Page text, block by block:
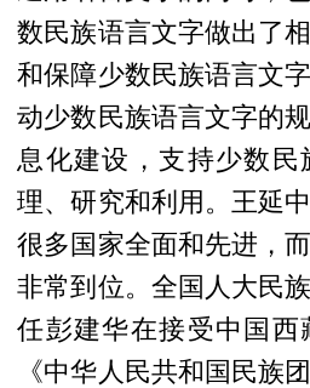
数民族语言文字做出了
和保障少数民族语言文
动少数民族语言文字的
息化建设，支持少数民
理、研究和利用。王延
很多国家全面和先进，
非常到位。全国人大民
任彭建华在接受中国西
《中华人民共和国民族